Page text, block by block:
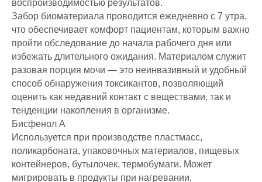
воспроизводимостью результатов.
Забор биоматериала проводится ежедневно с 7 утра,
что обеспечивает комфорт пациентам, которым важно
пройти обследование до начала рабочего дня или
избежать длительного ожидания. Материалом служит
разовая порция мочи — это неинвазивный и удобный
способ обнаружения токсикантов, позволяющий
оценить как недавний контакт с веществами, так и
тенденции накопления в организме.
Бисфенол А
Используется при производстве пластмасс,
поликарбоната, упаковочных материалов, пищевых
контейнеров, бутылочек, термобумаги. Может
мигрировать в продукты при нагревании,